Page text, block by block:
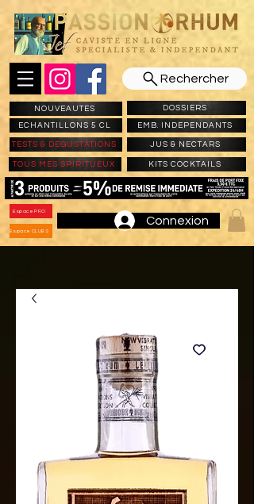
Rechercher
NOUVEAUTES
ECHANTILLONS 5 CL
DOSSIERS
EMB. INDEPENDANTS
TESTS & DEGUSTATIONS JUS & NECTARS
TOUS MES SPIRITUEUX KITS COCKTAILS
Espace PRO
Espace CLUBS
Connexion